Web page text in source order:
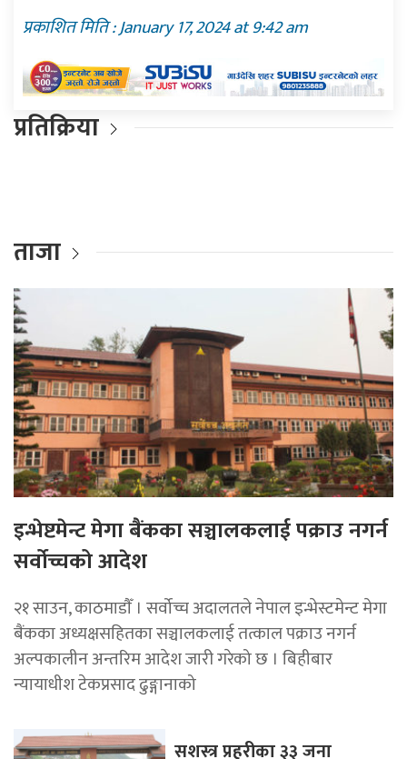
प्रकाशित मिति : January 17, 2024 at 9:42 am
प्रतिक्रिया
ताजा
इन्भेष्टमेन्ट मेगा बैंकका सञ्चालकलाई पक्राउ नगर्न
सर्वोच्चको आदेश
२१ साउन, काठमाडाैँ । सर्वोच्च अदालतले नेपाल इन्भेस्टमेन्ट मेगा
बैंकका अध्यक्षसहितका सञ्चालकलाई तत्काल पक्राउ नगर्न
अल्पकालीन अन्तरिम आदेश जारी गरेको छ । बिहीबार
न्यायाधीश टेकप्रसाद ढुङ्गानाको
सशस्त्र प्रहरीका ३३ जना